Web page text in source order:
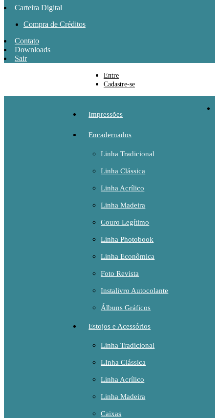
Carteira Digital
Compra de Créditos
Contato
Downloads
Sair
Entre
Cadastre-se
Impressões
Encadernados
Linha Tradicional
Linha Clássica
Linha Acrílico
Linha Madeira
Couro Legítimo
Linha Photobook
Linha Econômica
Foto Revista
Instalivro Autocolante
Álbuns Gráficos
Estojos e Acessórios
Linha Tradicional
LInha Clássica
Linha Acrílico
Linha Madeira
Caixas